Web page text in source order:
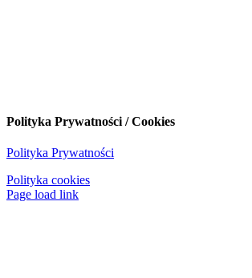
Polityka Prywatności / Cookies
Polityka Prywatności
Polityka cookies
Page load link